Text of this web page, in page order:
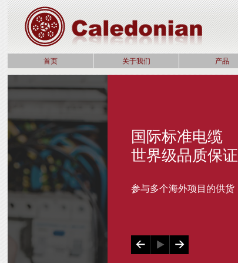
首页 关于我们 产品
国际标准电缆
世界级品质保证
参与多个海外项目的供货